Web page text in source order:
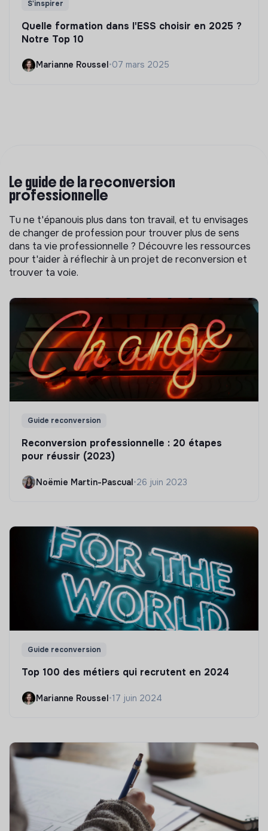
S'inspirer
Quelle formation dans l'ESS choisir en 2025 ?
Notre Top 10
Marianne Roussel•07 mars 2025
Le guide de la reconversion
professionnelle
Tu ne t'épanouis plus dans ton travail, et tu envisages
de changer de profession pour trouver plus de sens
dans ta vie professionnelle ? Découvre les ressources
pour t'aider à réflechir à un projet de reconversion et
trouver ta voie.
Guide reconversion
Reconversion professionnelle : 20 étapes
pour réussir (2023)
Noëmie Martin-Pascual•26 juin 2023
Guide reconversion
Top 100 des métiers qui recrutent en 2024
Marianne Roussel•17 juin 2024